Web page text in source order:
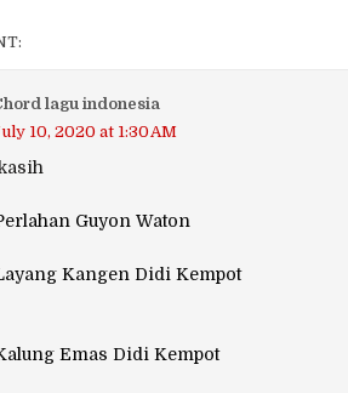
lagu indonesia
10, 2020 at 1:30 AM
Guyon Waton
Kangen Didi Kempot
Emas Didi Kempot